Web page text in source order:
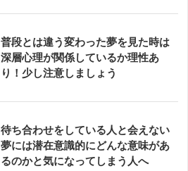
普段とは違う変わった夢を見た時は
深層心理が関係しているか理性あ
り！少し注意しましょう
待ち合わせをしている人と会えない
夢には潜在意識的にどんな意味があ
るのかと気になってしまう人へ